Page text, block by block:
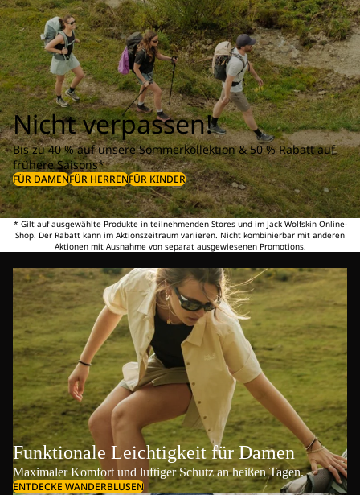
Nicht verpassen!
Bis zu 40 % auf unsere Sommerkollektion & 50 % Rabatt auf
frühere Saisons*
FÜR DAMENFÜR HERRENFÜR KINDER
* Gilt auf ausgewählte Produkte in teilnehmenden Stores und im Jack Wolfskin Online-
Shop. Der Rabatt kann im Aktionszeitraum variieren. Nicht kombinierbar mit anderen
Aktionen mit Ausnahme von separat ausgewiesenen Promotions.
Funktionale Leichtigkeit für Damen
Maximaler Komfort und luftiger Schutz an heißen Tagen.
ENTDECKE WANDERBLUSEN